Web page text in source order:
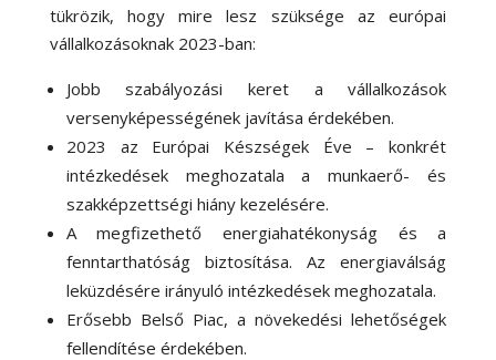
tükrözik, hogy mire lesz szüksége az európai
vállalkozásoknak 2023-ban:
Jobb szabályozási keret a vállalkozások
versenyképességének javítása érdekében.
2023 az Európai Készségek Éve – konkrét
intézkedések meghozatala a munkaerő- és
szakképzettségi hiány kezelésére.
A megfizethető energiahatékonyság és a
fenntarthatóság biztosítása. Az energiaválság
leküzdésére irányuló intézkedések meghozatala.
Erősebb Belső Piac, a növekedési lehetőségek
fellendítése érdekében.